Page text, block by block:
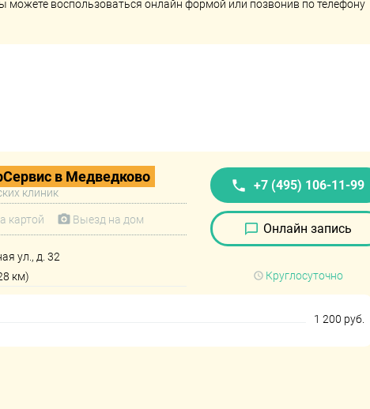
можете воспользоваться онлайн формой или позвонив по телефону
в Медведково
клиник
картой Выезд на дом
ул., д. 32
км)
1 200 руб.
+7 (495) 106-11-99
Онлайн запись
Круглосуточно